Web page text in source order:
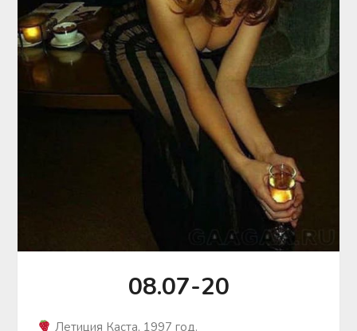
08.07-20
Летиция Каста, 1997 год.